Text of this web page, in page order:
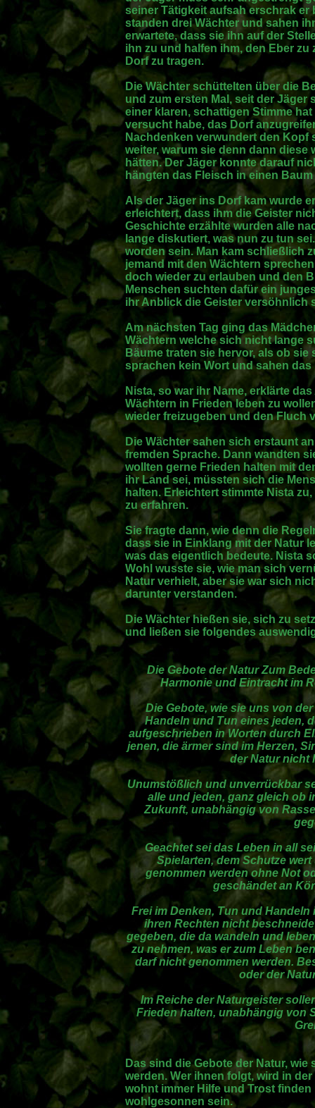
seiner Tätigkeit aufsah erschrak
standen drei Wächter und sahen
erwartete, dass sie ihn auf der
ihn zu und halfen ihm, den Eber
Dorf zu tragen.
Die Wächter schüttelten über die
und zum ersten Mal, seit der Jäger
einer klaren, schattigen Stimme
versucht habe, das Dorf
Nachdenken verwundert den Kopf
weiter, warum sie denn dann
hätten. Der Jäger konnte darauf
hängten das Fleisch in einen
Als der Jäger ins Dorf kam wurde
erleichtert, dass ihm die Geister
Geschichte erzählte wurden alle
lange diskutiert, was nun zu tun
worden sein. Man kam schließlich
jemand mit den Wächtern
doch wieder zu erlauben und den
Menschen suchten dafür ein
ihr Anblick die Geister versöhnlich
Am nächsten Tag ging das
Wächtern welche sich nicht lange
Bäume traten sie hervor, als ob
sprachen kein Wort und sahen
Nista, so war ihr Name, erklärte
Wächtern in Frieden leben zu
wieder freizugeben und den Fluch
Die Wächter sahen sich erstaunt
fremden Sprache. Dann wandten
wollten gerne Frieden halten mit
ihr Land sei, müssten sich die
halten. Erleichtert stimmte Nista
zu erfahren.
Sie fragte dann, wie denn die
dass sie in Einklang mit der Natur
was das eigentlich bedeute. Nista
Wohl wusste sie, wie man sich
Natur verhielt, aber sie war sich
darunter verstanden.
Die Wächter hießen sie, sich zu
und ließen sie folgendes
Die Gebote der Natur Zum
Harmonie und Eintracht im
Die Gebote, wie sie uns von
Handeln und Tun eines jeden,
aufgeschrieben in Worten durch
jenen, die ärmer sind im Herzen,
der Natur nicht
Unumstößlich und unverrückbar
alle und jeden, ganz gleich ob
Zukunft, unabhängig von
Geachtet sei das Leben in all
Spielarten, dem Schutze
genommen werden ohne Not
geschändet an
Frei im Denken, Tun und
ihren Rechten nicht
gegeben, die da wandeln und
zu nehmen, was er zum Leben
darf nicht genommen werden.
oder der
Im Reiche der Naturgeister
Frieden halten, unabhängig von
Das sind die Gebote der Natur,
werden. Wer ihnen folgt, wird in
wohnt immer Hilfe und Trost
wohlgesonnen sein.